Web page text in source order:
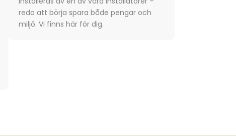
redo att börja spara både pengar och
miljö. Vi finns här för dig.​